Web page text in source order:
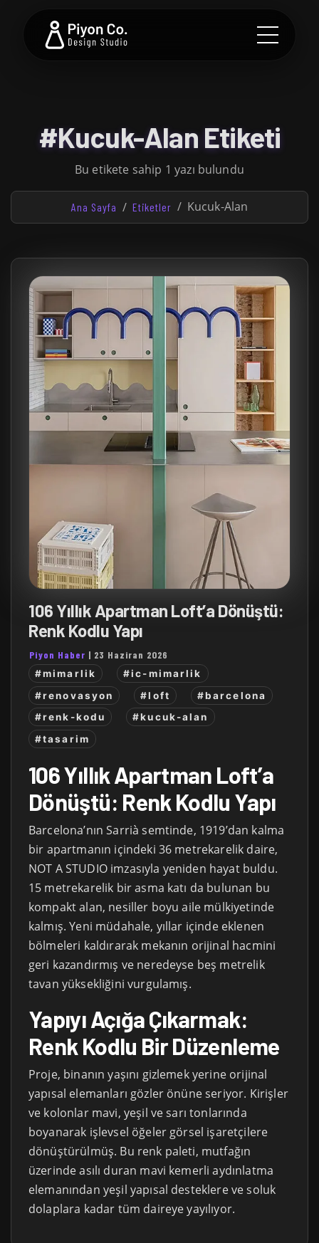
#Kucuk-Alan Etiketi
Bu etikete sahip 1 yazı bulundu
Ana Sayfa Etiketler Kucuk-Alan
106 Yıllık Apartman Loft’a Dönüştü:
Renk Kodlu Yapı
Piyon Haber | 23 Haziran 2026
#mimarlik
#ic-mimarlik
#renovasyon
#loft
#barcelona
#renk-kodu
#kucuk-alan
#tasarim
106 Yıllık Apartman Loft’a
Dönüştü: Renk Kodlu Yapı
Barcelona’nın Sarrià semtinde, 1919’dan kalma
bir apartmanın içindeki 36 metrekarelik daire,
NOT A STUDIO imzasıyla yeniden hayat buldu.
15 metrekarelik bir asma katı da bulunan bu
kompakt alan, nesiller boyu aile mülkiyetinde
kalmış. Yeni müdahale, yıllar içinde eklenen
bölmeleri kaldırarak mekanın orijinal hacmini
geri kazandırmış ve neredeyse beş metrelik
tavan yüksekliğini vurgulamış.
Yapıyı Açığa Çıkarmak:
Renk Kodlu Bir Düzenleme
Proje, binanın yaşını gizlemek yerine orijinal
yapısal elemanları gözler önüne seriyor. Kirişler
ve kolonlar mavi, yeşil ve sarı tonlarında
boyanarak işlevsel öğeler görsel işaretçilere
dönüştürülmüş. Bu renk paleti, mutfağın
üzerinde asılı duran mavi kemerli aydınlatma
elemanından yeşil yapısal desteklere ve soluk
dolaplara kadar tüm daireye yayılıyor.